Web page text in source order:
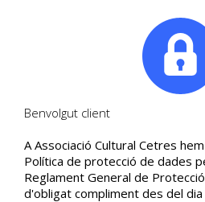
Segueix les
Blog de Cultural Cetres
Benvolgut client
A Associació Cultural Cetres
Política de protecció de dades
Reglament General de
d'obligat compliment des del